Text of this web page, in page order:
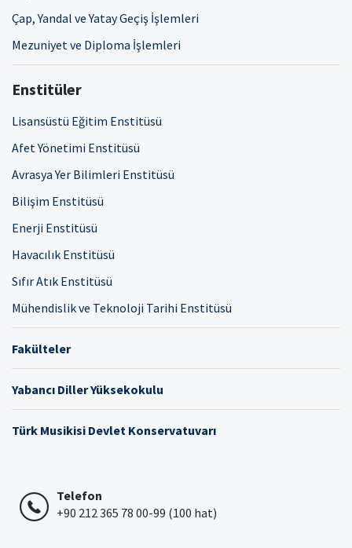
Çap, Yandal ve Yatay Geçiş İşlemleri
Mezuniyet ve Diploma İşlemleri
Enstitüler
Lisansüstü Eğitim Enstitüsü
Afet Yönetimi Enstitüsü
Avrasya Yer Bilimleri Enstitüsü
Bilişim Enstitüsü
Enerji Enstitüsü
Havacılık Enstitüsü
Sıfır Atık Enstitüsü
Mühendislik ve Teknoloji Tarihi Enstitüsü
Fakülteler
Yabancı Diller Yüksekokulu
Türk Musikisi Devlet Konservatuvarı
Telefon
+90 212 365 78 00-99 (100 hat)